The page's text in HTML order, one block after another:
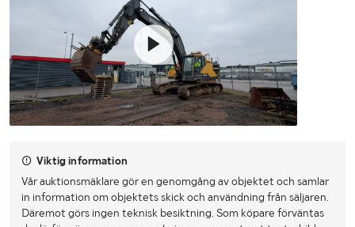
Viktig information
Vår auktionsmäklare gör en genomgång av objektet och samlar
in information om objektets skick och användning från säljaren.
Däremot görs ingen teknisk besiktning. Som köpare förväntas